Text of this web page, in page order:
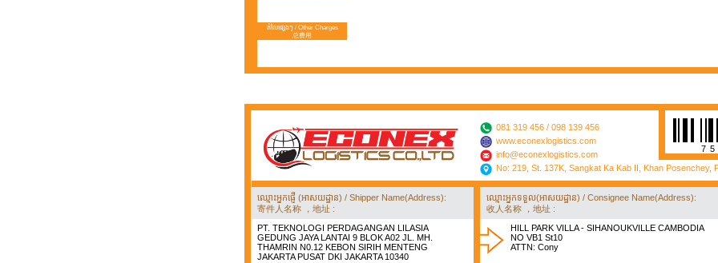
តំលៃផ្សេងៗ / Other Charges
总费用
081 319 456 / 098 139 456
www.econexlogistics.com
info@econexlogistics.com
No: 219, St. 137K, Sangkat Ka Kab II, Khan Posenchey,
ឈ្មោះអ្នកផ្ញើ (អាសយដ្ឋាន) / Shipper Name(Address):
寄件人名称 ，地址 :
PT. TEKNOLOGI PERDAGANGAN LILASIA
GEDUNG JAYA LANTAI 9 BLOK A02 JL. MH.
THAMRIN N0.12 KEBON SIRIH MENTENG
JAKARTA PUSAT DKI JAKARTA 10340
ឈ្មោះអ្នកទទួល(អាសយដ្ឋាន) / Consignee Name(Address):
收人名称 ，地址 :
HILL PARK VILLA - SIHANOUKVILLE CAMBODIA
NO VB1 St10
ATTN: Cony